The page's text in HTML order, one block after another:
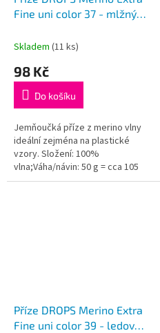
Fine uni color 37 - mlžný
Skladem (11 ks)
98 Kč
Do košíku
Jemňoučká příze z merino vlny
ideální zejména na plastické
vzory. Složení: 100%
vlna;Váha/návin: 50 g = cca 105
metrů;Doporučená síla jehlic: 4
Příze DROPS Merino Extra
Fine uni color 39 - ledová